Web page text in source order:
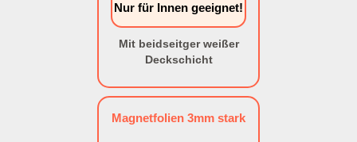
Nur für Innen geeignet!
Mit beidseitger weißer
Deckschicht
Magnetfolien 3mm stark